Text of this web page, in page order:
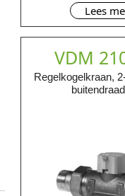
Lees
VDM
Regelkogelkraan,